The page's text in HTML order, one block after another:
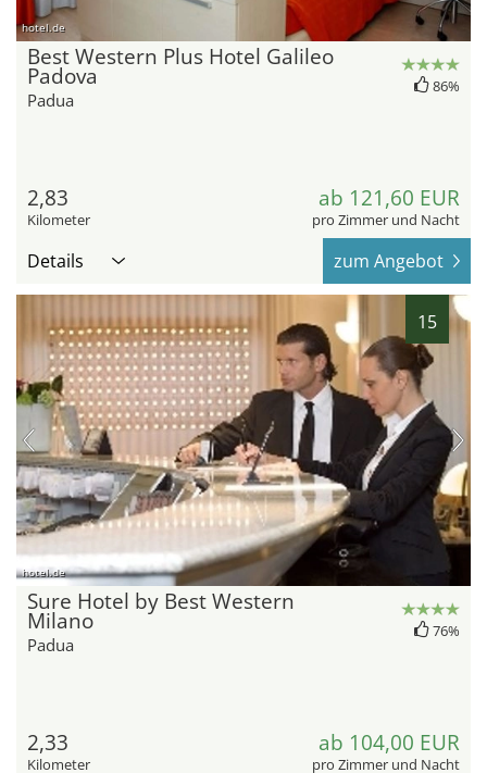
hotel.de
Best Western Plus Hotel Galileo
Padova
Padua
86%
2,83
Kilometer
ab 121,60 EUR
pro Zimmer und Nacht
Details zum Angebot
15
hotel.de
Sure Hotel by Best Western
Milano
Padua
76%
2,33
Kilometer
ab 104,00 EUR
pro Zimmer und Nacht